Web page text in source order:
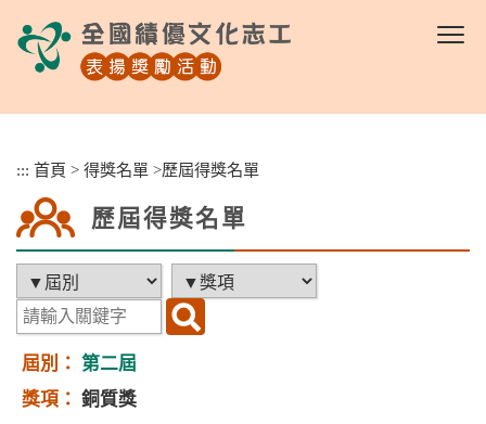
::: 首頁 > 得獎名單 >歷屆得獎名單
歷屆得獎名單
第二屆
銅質獎